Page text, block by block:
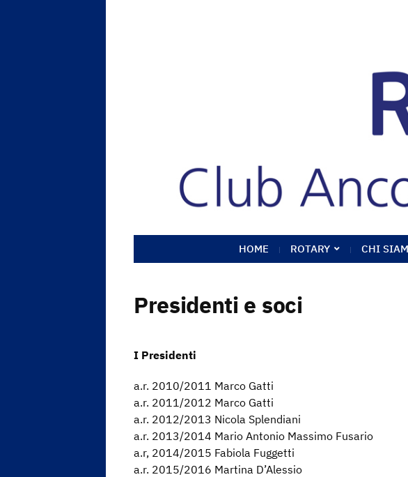
HOME ROTARY CHI
Presidenti e soci
I Presidenti
a.r. 2010/2011 Marco Gatti
a.r. 2011/2012 Marco Gatti
a.r. 2012/2013 Nicola Splendiani
a.r. 2013/2014 Mario Antonio Massimo Fusario
a.r, 2014/2015 Fabiola Fuggetti
a.r. 2015/2016 Martina D’Alessio